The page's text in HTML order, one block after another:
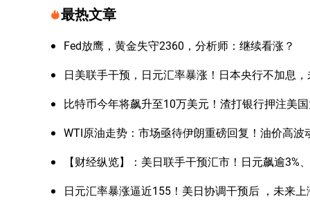
最热文章
Fed放鹰，黄金失守2360，分析师：继续看涨？
日美联手干预，日元汇率暴涨！日本央行不加息
比特币今年将飙升至10万美元！渣打银行押注美
WTI原油走势：市场亟待伊朗重磅回复！油价高波
【财经纵览】：美日联手干预汇市！日元飙逾3%
日元汇率暴涨逼近155！美日协调干预后 ，未来